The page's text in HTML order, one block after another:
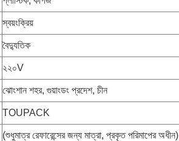
স্বয়ংক্রিয়
বৈদ্যুতিক
২২০V
ঝোংশান শহর, গুয়াংডং প্রদেশ, চীন
TOUPACK
(শুধুমাত্র রেফারেন্সের জন্য মাত্রা, প্রকৃত পরিমাপের অধীন)